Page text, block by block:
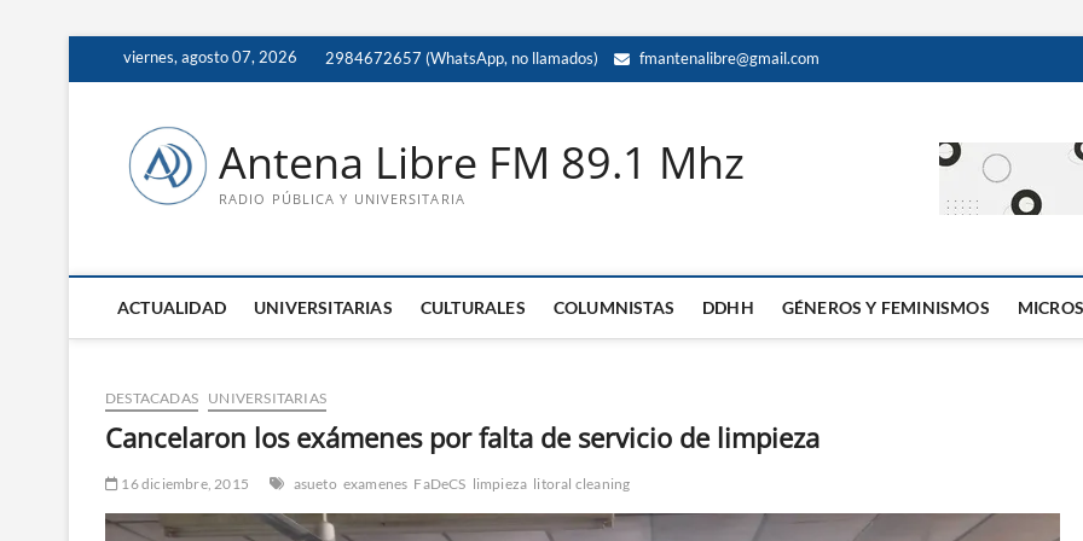
viernes, agosto 07, 2026 2984672657 (WhatsApp, no llamados) fmantenalibre@gmail.com
Antena Libre FM 89.1 Mhz
RADIO PÚBLICA Y UNIVERSITARIA
ACTUALIDAD UNIVERSITARIAS CULTURALES COLUMNISTAS DDHH GÉNEROS Y FEMINISMOS MICROS
DESTACADAS UNIVERSITARIAS
Cancelaron los exámenes por falta de servicio de limpieza
16 diciembre, 2015 asueto examenes FaDeCS limpieza litoral cleaning